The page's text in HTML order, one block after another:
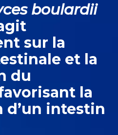
boulardii
sur la
et la
du
la
d’un intestin